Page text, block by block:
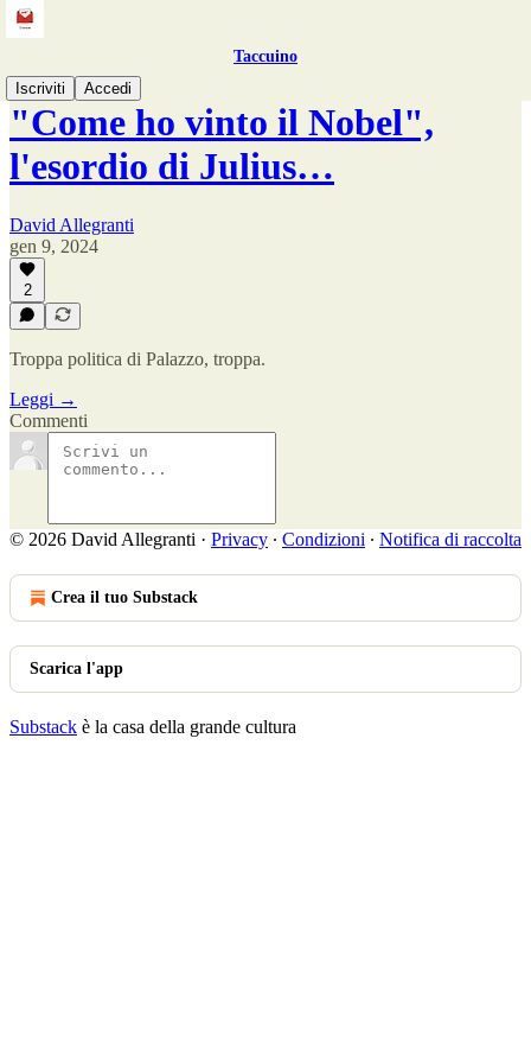
Taccuino
Iscriviti
Accedi
"Come ho vinto il Nobel",
l'esordio di Julius…
David Allegranti
gen 9, 2024
2
Troppa politica di Palazzo, troppa.
Leggi →
Commenti
© 2026 David Allegranti · Privacy ∙ Condizioni ∙ Notifica di raccolta
Crea il tuo Substack
Scarica l'app
Substack è la casa della grande cultura